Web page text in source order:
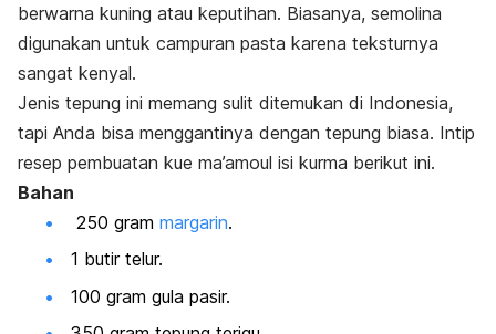
berwarna kuning atau keputihan. Biasanya, semolina
digunakan untuk campuran pasta karena teksturnya
sangat kenyal.
Jenis tepung ini memang sulit ditemukan di Indonesia,
tapi Anda bisa menggantinya dengan tepung biasa. Intip
resep pembuatan kue ma’amoul isi kurma berikut ini.
Bahan
250 gram margarin.
1 butir telur.
100 gram gula pasir.